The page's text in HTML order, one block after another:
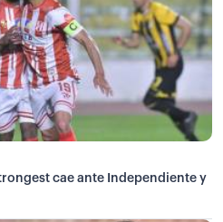
cae ante Independiente y